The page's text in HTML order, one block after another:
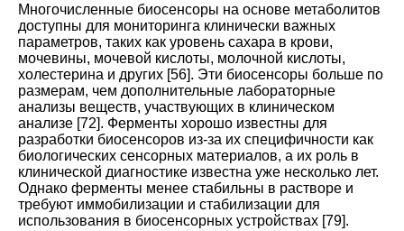
Многочисленные биосенсоры на основе метаболитов
доступны для мониторинга клинически важных
параметров, таких как уровень сахара в крови,
мочевины, мочевой кислоты, молочной кислоты,
холестерина и других [56]. Эти биосенсоры больше по
размерам, чем дополнительные лабораторные
анализы веществ, участвующих в клиническом
анализе [72]. Ферменты хорошо известны для
разработки биосенсоров из-за их специфичности как
биологических сенсорных материалов, а их роль в
клинической диагностике известна уже несколько лет.
Однако ферменты менее стабильны в растворе и
требуют иммобилизации и стабилизации для
использования в биосенсорных устройствах [79].